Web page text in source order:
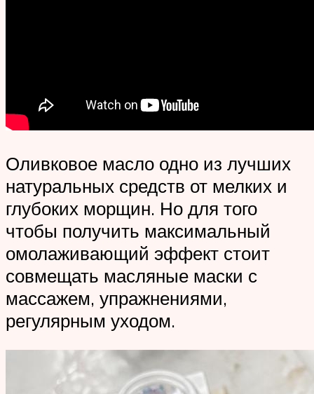
Оливковое масло одно из лучших
натуральных средств от мелких и
глубоких морщин. Но для того
чтобы получить максимальный
омолаживающий эффект стоит
совмещать масляные маски с
массажем, упражнениями,
регулярным уходом.